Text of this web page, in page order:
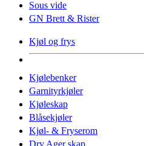
Sous vide
GN Brett & Rister
Kjøl og frys
Kjølebenker
Garnityrkjøler
Kjøleskap
Blåsekjøler
Kjøl- & Fryserom
Dry Ager skap